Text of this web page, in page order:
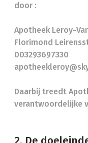
door :
Apotheek Leroy-
Florimond
003293697330
Daarbij treedt
verantwoordelijke